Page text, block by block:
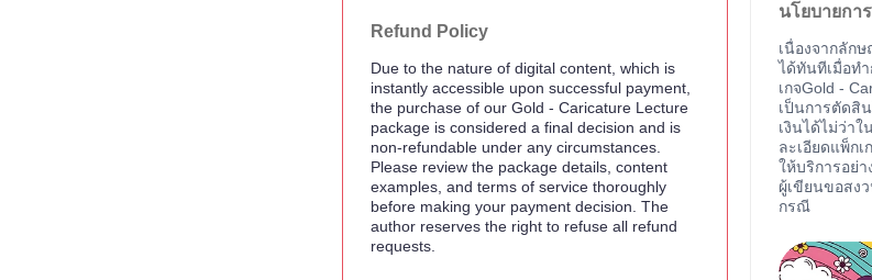
Refund Policy
Due to the nature of digital content, which is
instantly accessible upon successful payment,
the purchase of our Gold - Caricature Lecture
package is considered a final decision and is
non-refundable under any circumstances.
Please review the package details, content
examples, and terms of service thoroughly
before making your payment decision. The
author reserves the right to refuse all refund
requests.
นโยบายกา
เนื่องจากลัก
ได้ทันทีเมื่อท
เกจGold -
เป็นการตัดสิ
เงินได้ไม่ว่า
ละเอียดแพ็กเ
ให้บริการอย่
ผู้เขียนขอสง
กรณี